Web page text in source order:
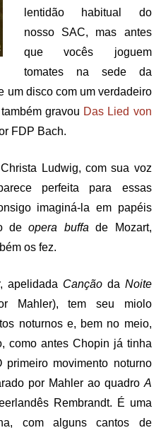
lentidão habitual do
nosso SAC, mas antes
que vocês joguem
tomates na sede da
um disco com um verdadeiro
gravou Das Lied von
FDP Bach.
Ludwig, com sua voz
perfeita para essas
imaginá-la em papéis
deopera buffade Mozart,
os fez.
apelidada Cançãoda Noite
Mahler), tem seu miolo
noturnos e, bem no meio,
como antes Chopin já tinha
movimento noturno
por Mahler ao quadro A
Rembrandt. É uma
com alguns cantos de